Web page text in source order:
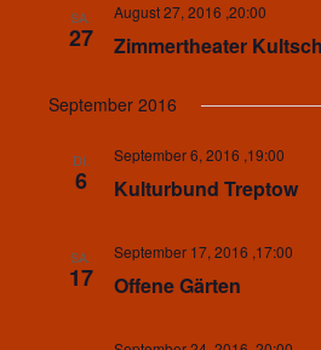
SA.
27 Zimmertheater
August 27, 2016 ,20:00
September 2016
DI.
6 Kulturbund Treptow
September 6, 2016 ,19:00
SA.
17 Offene Gärten
September 17, 2016 ,17:00